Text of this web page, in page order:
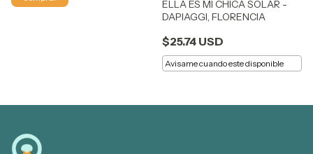
ELLA ES MI CHICA SOLAR -
DAPIAGGI, FLORENCIA
$25.74 USD
Avisame cuando este disponible